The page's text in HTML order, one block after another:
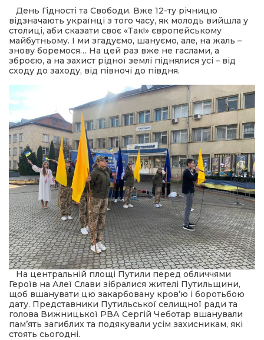
Героям!
вісті
голос гірського краю
умови придбання
та контакти
День Гідності та Свободи. Вже 12-ту річницю
відзначають українці з того часу, як молодь вийшла у
столиці, аби сказати своє «Так!» європейському
майбутньому. І ми згадуємо, шануємо, але, на жаль –
знову боремося… На цей раз вже не гаслами, а
зброєю, а на захист рідної землі піднялися усі – від
сходу до заходу, від півночі до півдня.
На центральній площі Путили перед обличчями
Героїв на Алеї Слави зібралися жителі Путильщини,
щоб вшанувати цю закарбовану кров’ю і боротьбою
дату. Представники Путильської селищної ради та
голова Вижницької РВА Сергій Чеботар вшанували
пам’ять загиблих та подякували усім захисникам, які
стоять сьогодні.